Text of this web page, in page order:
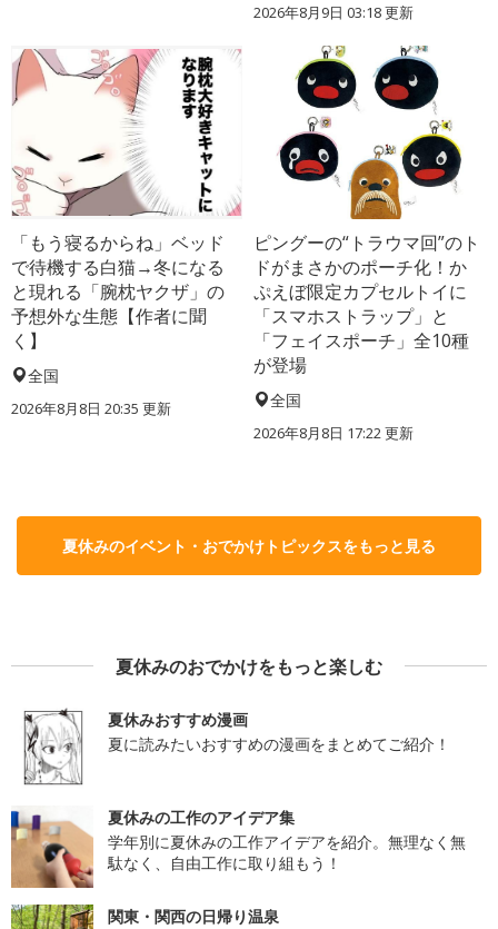
2026年8月9日 03:18更新
「もう寝るからね」ベッド
で待機する白猫→冬になる
と現れる「腕枕ヤクザ」の
予想外な生態【作者に聞
く】
全国
2026年8月8日 20:35 更新
ピングーの“トラウマ回”のト
ドがまさかのポーチ化！か
ぷえぼ限定カプセルトイに
「スマホストラップ」と
「フェイスポーチ」全10種
が登場
全国
2026年8月8日 17:22更新
夏休みのイベント・おでかけトピックスをもっと見る
夏休みのおでかけをもっと楽しむ
夏休みおすすめ漫画
夏に読みたいおすすめの漫画をまとめてご紹介！
夏休みの工作のアイデア集
学年別に夏休みの工作アイデアを紹介。無理なく無
駄なく、自由工作に取り組もう！
関東・関西の日帰り温泉